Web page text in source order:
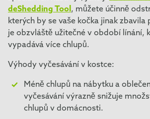
deShedding Tool , můžete účinně
kterých by se vaše kočka jinak zbavila
je obzvláště užitečné v období línání,
vypadává více chlupů.
Výhody vyčesávání v kostce:
Méně chlupů na nábytku a
vyčesávání výrazně snižuje
chlupů v domácnosti.